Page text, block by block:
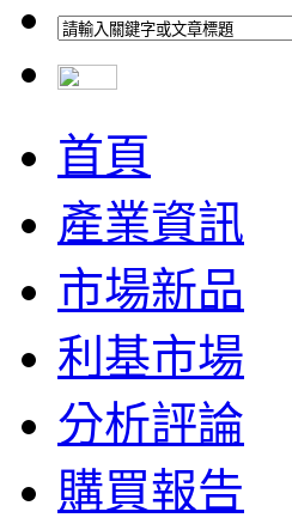
首頁
產業資訊
市場新品
利基市場
分析評論
購買報告